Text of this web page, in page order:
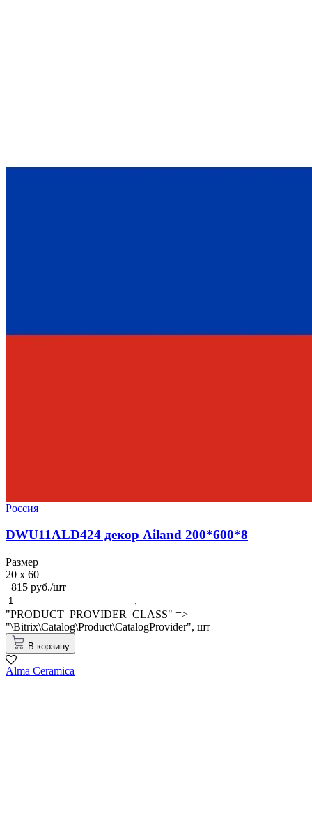
Россия
DWU11ALD424 декор Ailand 200*600*8
Размер
20 x 60
815 руб./шт
,
"PRODUCT_PROVIDER_CLASS" =>
"\Bitrix\Catalog\Product\CatalogProvider", шт
В корзину
Alma Ceramica